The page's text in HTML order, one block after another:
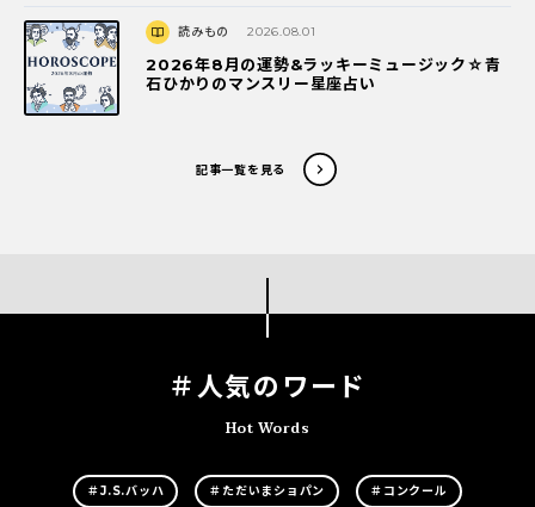
読みもの 2026.08.01
2026年8月の運勢&ラッキーミュージック☆青
石ひかりのマンスリー星座占い
記事一覧を見る
＃人気のワード
Hot Words
＃J.S.バッハ ＃ただいまショパン ＃コンクール